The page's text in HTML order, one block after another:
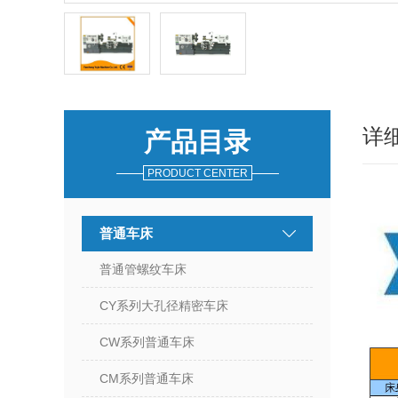
产品目录
PRODUCT CENTER
普通车床
普通管螺纹车床
CY系列大孔径精密车床
CW系列普通车床
CM系列普通车床
详